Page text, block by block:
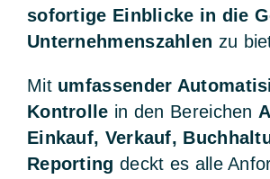
sofortige Einblicke in die
Unternehmenszahlen zu
Mit umfassender
Kontrolle in den Bereichen
Einkauf, Verkauf,
Reporting deckt es alle